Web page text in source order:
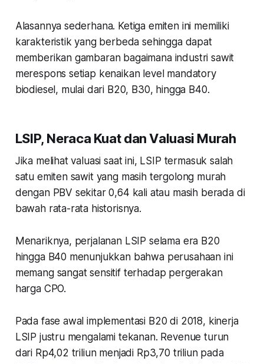
Alasannya sederhana. Ketiga emiten ini memiliki
karakteristik yang berbeda sehingga dapat
memberikan gambaran bagaimana industri sawit
merespons setiap kenaikan level mandatory
biodiesel, mulai dari B20, B30, hingga B40.
LSIP, Neraca Kuat dan Valuasi Murah
Jika melihat valuasi saat ini, LSIP termasuk salah
satu emiten sawit yang masih tergolong murah
dengan PBV sekitar 0,64 kali atau masih berada di
bawah rata-rata historisnya.
Menariknya, perjalanan LSIP selama era B20
hingga B40 menunjukkan bahwa perusahaan ini
memang sangat sensitif terhadap pergerakan
harga CPO.
Pada fase awal implementasi B20 di 2018, kinerja
LSIP justru mengalami tekanan. Revenue turun
dari Rp4,02 triliun menjadi Rp3,70 triliun pada